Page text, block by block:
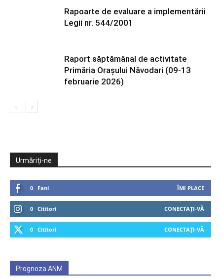
Rapoarte de evaluare a implementării
Legii nr. 544/2001
Raport săptămânal de activitate
Primăria Orașului Năvodari (09-13
februarie 2026)
Urmăriți-ne
0 Fani ÎMI PLACE
0 Cititori CONECTAȚI-VĂ
0 Cititori CONECTAȚI-VĂ
Prognoza ANM